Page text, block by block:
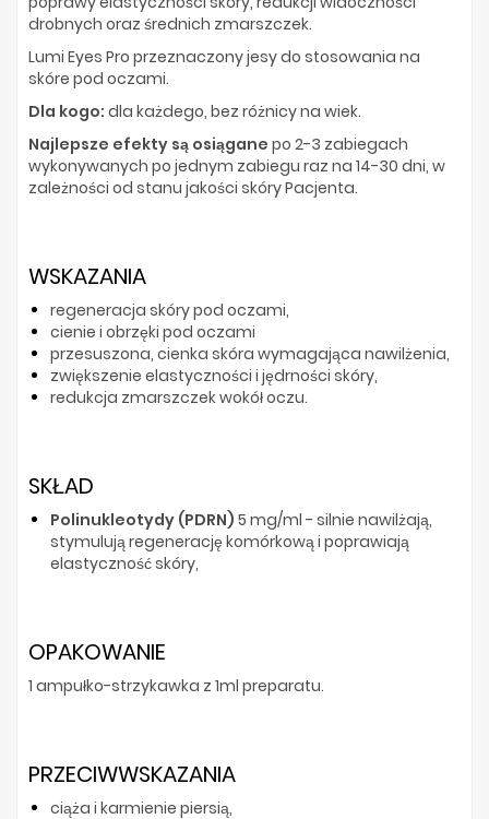
drobnych oraz średnich zmarszczek.
Lumi Eyes Pro przeznaczony jesy do stosowania na
skóre pod oczami.
Dla kogo: dla każdego, bez różnicy na wiek.
Najlepsze efekty są osiągane po 2-3 zabiegach
wykonywanych po jednym zabiegu raz na 14-30 dni, w
zależności od stanu jakości skóry Pacjenta.
WSKAZANIA
regeneracja skóry pod oczami,
cienie i obrzęki pod oczami
przesuszona, cienka skóra wymagająca nawilżenia,
zwiększenie elastyczności i jędrności skóry,
redukcja zmarszczek wokół oczu.
SKŁAD
Polinukleotydy (PDRN) 5 mg/ml - silnie nawilżają,
stymulują regenerację komórkową i poprawiają
elastyczność skóry,
OPAKOWANIE
1 ampułko-strzykawka z 1ml preparatu.
PRZECIWWSKAZANIA
ciąża i karmienie piersią,